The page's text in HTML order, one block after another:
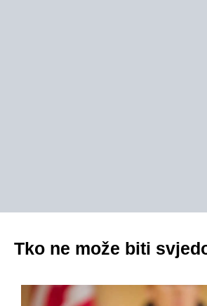
Tko ne može biti